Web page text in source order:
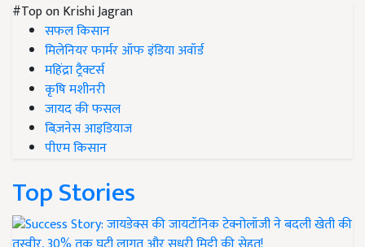
#Top on Krishi Jagran
सफल किसान
मिलेनियर फार्मर ऑफ इंडिया अवॉर्ड
महिंद्रा ट्रैक्टर्स
कृषि मशीनरी
जायद की फसल
बिज़नेस आइडियाज
पीएम किसान
Top Stories